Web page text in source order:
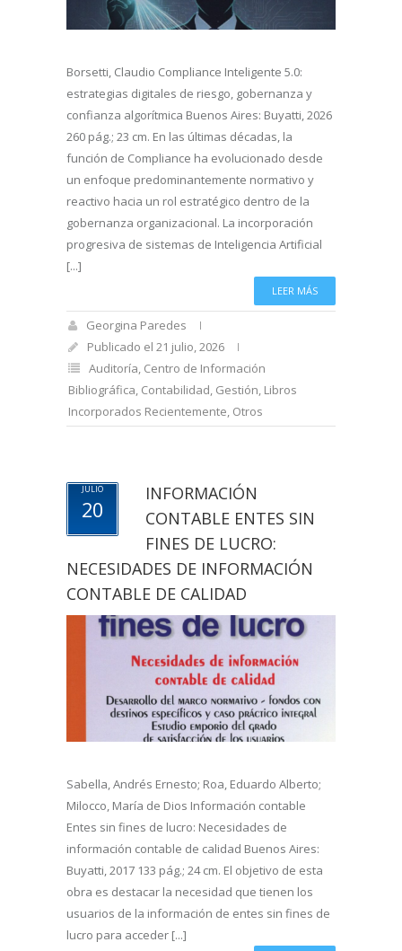
Borsetti, Claudio Compliance Inteligente 5.0:
estrategias digitales de riesgo, gobernanza y
confianza algorítmica Buenos Aires: Buyatti, 2026
260 pág.; 23 cm. En las últimas décadas, la
función de Compliance ha evolucionado desde
un enfoque predominantemente normativo y
reactivo hacia un rol estratégico dentro de la
gobernanza organizacional. La incorporación
progresiva de sistemas de Inteligencia Artificial
[...]
LEER MÁS
Georgina Paredes
Publicado el 21 julio, 2026
Auditoría, Centro de Información
Bibliográfica, Contabilidad, Gestión, Libros
Incorporados Recientemente, Otros
JULIO
20
INFORMACIÓN
CONTABLE ENTES SIN
FINES DE LUCRO:
NECESIDADES DE INFORMACIÓN
CONTABLE DE CALIDAD
Sabella, Andrés Ernesto; Roa, Eduardo Alberto;
Milocco, María de Dios Información contable
Entes sin fines de lucro: Necesidades de
información contable de calidad Buenos Aires:
Buyatti, 2017 133 pág.; 24 cm. El objetivo de esta
obra es destacar la necesidad que tienen los
usuarios de la información de entes sin fines de
lucro para acceder [...]